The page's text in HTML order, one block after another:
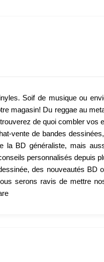
Soif de musique ou
magasin! Du reggae au
de quoi combler vos
vente de bandes
la BD généraliste, mais
personnalisés depuis
des nouveautés BD
serons ravis de mettre